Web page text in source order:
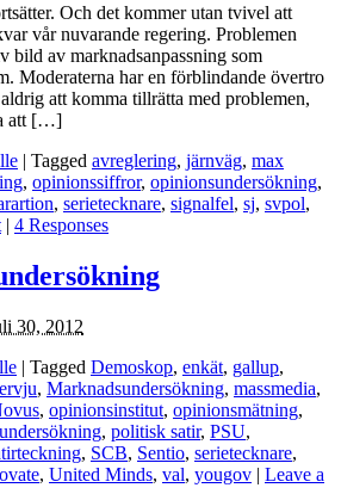
Och det kommer utan tvivel att
vår nuvarande regering. Problemen
bild av marknadsanpassning som
Moderaterna har en förblindande övertro
att komma tillrätta med problemen,
att […]
| Tagged avreglering, järnväg, max
, opinionssiffror, opinionsundersökning,
, serietecknare, signalfel, sj, svpol,
| 4 Responses
30, 2012
| Tagged Demoskop, enkät, gallup,
, Marknadsundersökning, massmedia,
, opinionsinstitut, opinionsmätning,
, politisk satir, PSU,
, SCB, Sentio, serietecknare,
, United Minds, val, yougov | Leave a